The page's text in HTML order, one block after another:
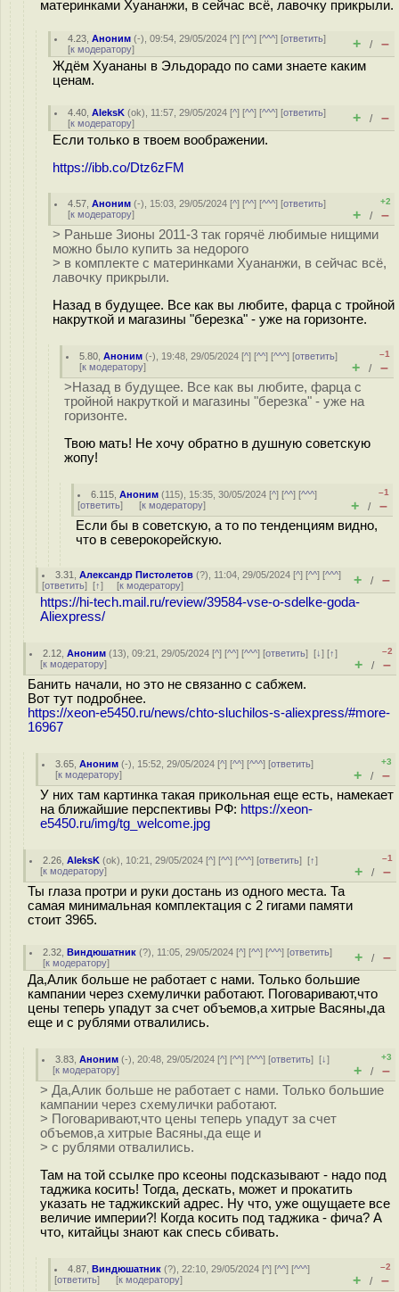
материнками Хуананжи, в сейчас всё, лавочку прикрыли.
4.23 ,Аноним (-), 09:54, 29/05/2024 [^] [^^] [^^^] [ответить]
[к модератору] + / –
Ждём Хуананы в Эльдорадо по сами знаете каким
ценам.
4.40 ,AleksK (ok), 11:57, 29/05/2024 [^] [^^] [^^^] [ответить]
[к модератору] + / –
Если только в твоем воображении.
https://ibb.co/Dtz6zFM
4.57 ,Аноним (-), 15:03, 29/05/2024 [^] [^^] [^^^] [ответить]
[к модератору]
+2
+ / –
> Раньше Зионы 2011-3 так горячё любимые нищими
можно было купить за недорого
> в комплекте с материнками Хуананжи, в сейчас всё,
лавочку прикрыли.
Назад в будущее. Все как вы любите, фарца с тройной
накруткой и магазины "березка" - уже на горизонте.
5.80 ,Аноним (-), 19:48, 29/05/2024 [^] [^^] [^^^] [ответить]
[к модератору]
–1
+ / –
>Назад в будущее. Все как вы любите, фарца с
тройной накруткой и магазины "березка" - уже на
горизонте.
Твою мать! Не хочу обратно в душную советскую
жопу!
6.115 ,Аноним (115), 15:35, 30/05/2024 [^] [^^] [^^^]
[ответить] [к модератору]
–1
+ / –
Если бы в советскую, а то по тенденциям видно,
что в северокорейскую.
3.31 ,Александр Пистолетов (?), 11:04, 29/05/2024 [^] [^^] [^^^]
[ответить] [↑] [к модератору] + / –
https://hi-tech.mail.ru/review/39584-vse-o-sdelke-goda-
Aliexpress/
2.12 ,Аноним (13), 09:21, 29/05/2024 [^] [^^] [^^^] [ответить][↓] [↑]
[к модератору]
–2
+ / –
Банить начали, но это не связанно с сабжем.
Вот тут подробнее.
https://xeon-e5450.ru/news/chto-sluchilos-s-aliexpress/#more-
16967
3.65 ,Аноним (-), 15:52, 29/05/2024 [^] [^^] [^^^] [ответить]
[к модератору]
+3
+ / –
У них там картинка такая прикольная еще есть, намекает
на ближайшие перспективы РФ: https://xeon-
e5450.ru/img/tg_welcome.jpg
2.26 ,AleksK (ok), 10:21, 29/05/2024 [^] [^^] [^^^] [ответить][↑]
[к модератору]
–1
+ / –
Ты глаза протри и руки достань из одного места. Та
самая минимальная комплектация с 2 гигами памяти
стоит 3965.
2.32 ,Виндюшатник (?), 11:05, 29/05/2024 [^] [^^] [^^^] [ответить]
[к модератору] + / –
Да,Алик больше не работает с нами. Только большие
кампании через схемулички работают. Поговаривают,что
цены теперь упадут за счет объемов,а хитрые Васяны,да
еще и с рублями отвалились.
3.83 ,Аноним (-), 20:48, 29/05/2024 [^] [^^] [^^^] [ответить][↓]
[к модератору]
+3
+ / –
> Да,Алик больше не работает с нами. Только большие
кампании через схемулички работают.
> Поговаривают,что цены теперь упадут за счет
объемов,а хитрые Васяны,да еще и
> с рублями отвалились.
Там на той ссылке про ксеоны подсказывают - надо под
таджика косить! Тогда, дескать, может и прокатить
указать не таджикский адрес. Ну что, уже ощущаете все
величие империи?! Когда косить под таджика - фича? А
что, китайцы знают как спесь сбивать.
4.87 ,Виндюшатник (?), 22:10, 29/05/2024 [^] [^^] [^^^]
[ответить] [к модератору]
–2
+ / –